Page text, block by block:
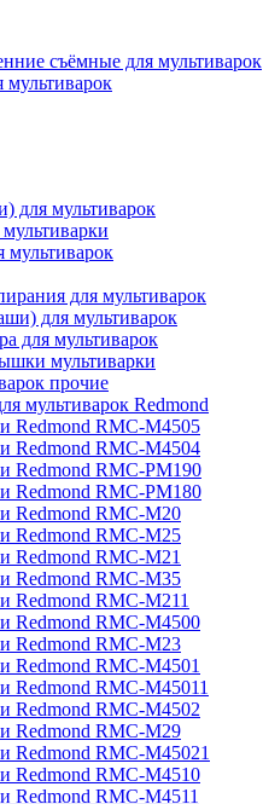
съёмные для мультиварок
мультиварок
для мультиварок
мультиварок
для мультиварок
для мультиварок
для мультиварок
мультиварки
прочие
мультиварок Redmond
Redmond RMC-M4505
Redmond RMC-M4504
Redmond RMC-PM190
Redmond RMC-PM180
Redmond RMC-M20
Redmond RMC-M25
Redmond RMC-M21
Redmond RMC-M35
Redmond RMC-M211
Redmond RMC-M4500
Redmond RMC-M23
Redmond RMC-M4501
Redmond RMC-M45011
Redmond RMC-M4502
Redmond RMC-M29
Redmond RMC-M45021
Redmond RMC-M4510
Redmond RMC-M4511